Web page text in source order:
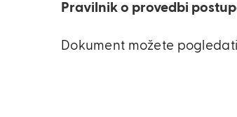
Pravilnik o provedbi
Dokument možete